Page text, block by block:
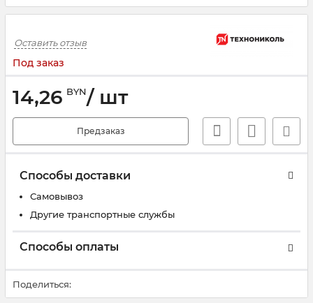
Оставить отзыв
Под заказ
14,26 BYN/ шт
Предзаказ
Способы доставки
Самовывоз
Другие транспортные службы
Способы оплаты
Поделиться: